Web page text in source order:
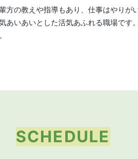
方の教えや指導もあり、仕事はやりが
あいあいとした活気あふれる職場です
SCHEDULE